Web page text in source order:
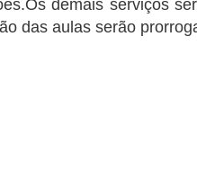
demais serviços
das aulas serão